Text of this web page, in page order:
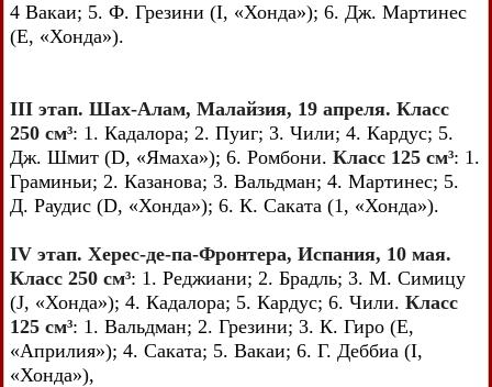
4 Вакаи; 5. Ф. Грезини (I, «Хонда»); 6. Дж. Мартинес
(E, «Хонда»).
III этап. Шax-Алам, Малайзия, 19 апреля. Класс
250 см³: 1. Кадалора; 2. Пуиг; 3. Чили; 4. Кардус; 5.
Дж. Шмит (D, «Ямаха»); 6. Ромбони. Класс 125 см³: 1.
Граминьи; 2. Казанова; 3. Вальдман; 4. Мартинес; 5.
Д. Раудис (D, «Хонда»); 6. К. Саката (1, «Хонда»).
IV этап. Херес-де-па-Фронтера, Испания, 10 мая.
Класс 250 см³: 1. Реджиани; 2. Брадль; 3. М. Симицу
(J, «Хонда»); 4. Кадалора; 5. Кардус; 6. Чили. Класс
125 см³: 1. Вальдман; 2. Грезини; 3. К. Гиро (E,
«Априлия»); 4. Саката; 5. Вакаи; 6. Г. Деббиа (I,
«Хонда»),